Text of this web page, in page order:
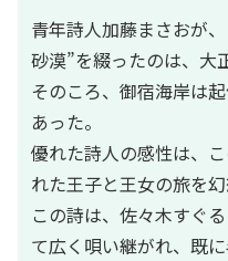
青年詩人加藤まさおが
砂漠”を綴ったのは、大
そのころ、御宿海岸は
あった。
優れた詩人の感性は、
れた王子と王女の旅を幻
この詩は、佐々木すぐ
て広く唄い継がれ、既